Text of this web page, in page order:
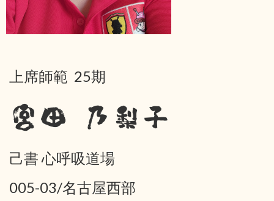
上席師範 25期
宮田 乃梨子
己書 心呼吸道場
005-03/名古屋西部